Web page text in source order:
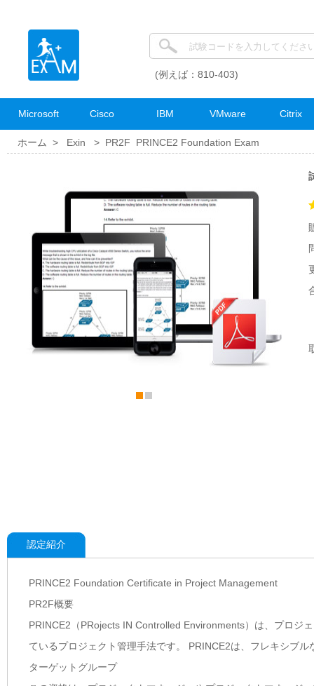
(例えば：810-403)
Microsoft Cisco IBM VMware Citrix
ホーム > Exin > PR2F PRINCE2 Foundation Exam
認定紹介
PRINCE2 Foundation Certificate in Project Management
PR2F概要
PRINCE2（PRojects IN Controlled Environments）は、プロジ
ているプロジェクト管理手法です。 PRINCE2は、フレキシブ
ターゲットグループ